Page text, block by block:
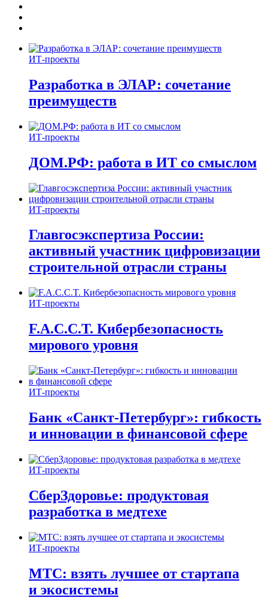
ИТ-проекты
Разработка в ЭЛАР: сочетание
преимуществ
ИТ-проекты
ДОМ.РФ: работа в ИТ со смыслом
ИТ-проекты
Главгосэкспертиза России:
активный участник цифровизации
строительной отрасли страны
ИТ-проекты
F.A.C.C.T. Кибербезопасность
мирового уровня
ИТ-проекты
Банк «Санкт-Петербург»: гибкость
и инновации в финансовой сфере
ИТ-проекты
СберЗдоровье: продуктовая
разработка в медтехе
ИТ-проекты
МТС: взять лучшее от стартапа
и экосистемы